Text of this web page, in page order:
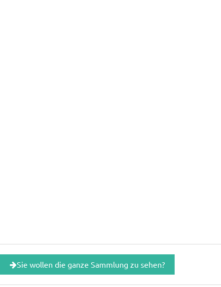
Sie wollen die ganze Sammlung zu sehen?